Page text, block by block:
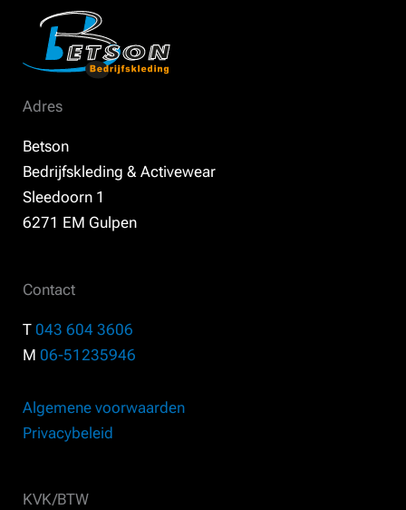
Adres
Betson
Bedrijfskleding & Activewear
Sleedoorn 1
6271 EM Gulpen
Contact
T 043 604 3606
M 06-51235946
Algemene voorwaarden
Privacybeleid
KVK/BTW